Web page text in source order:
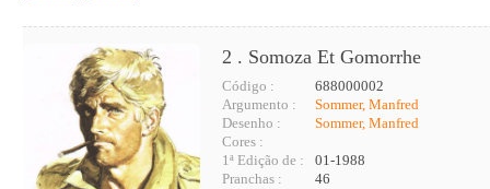
2 . Somoza Et Gomorrhe
Código :
688000002
Argumento :
Sommer, Manfred
Desenho :
Sommer, Manfred
Cores :
1ª Edição de :
01-1988
Pranchas :
46